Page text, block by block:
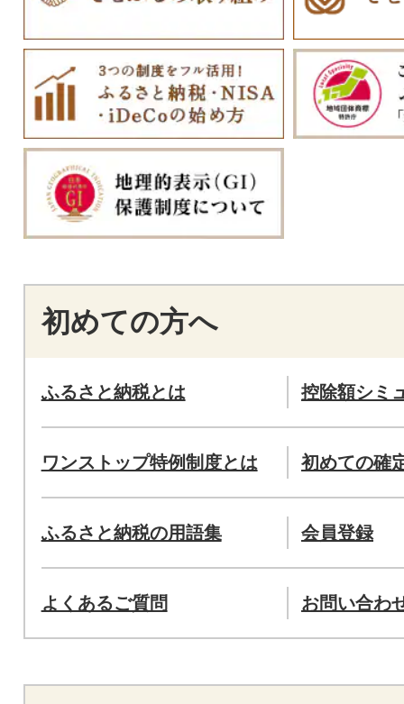
初めての方へ
ふるさと納税とは 控除額シミ
ワンストップ特例制度とは 初めての確
ふるさと納税の用語集 会員登録
よくあるご質問 お問い合わ